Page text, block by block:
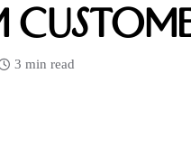
3 min read